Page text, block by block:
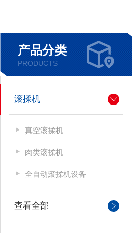
产品分类
PRODUCTS
滚揉机
真空滚揉机
肉类滚揉机
全自动滚揉机设备
查看全部